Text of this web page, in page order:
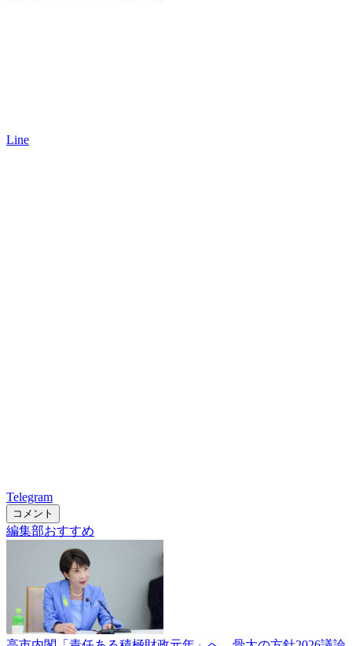
Line
Telegram
コメント
編集部おすすめ